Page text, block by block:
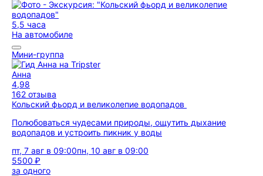
5,5 часа
На автомобиле
Мини-группа
Анна
4,98
162 отзыва
Кольский фьорд и великолепие водопадов
Полюбоваться чудесами природы, ощутить дыхание
водопадов и устроить пикник у воды
пт, 7 авг в 09:00пн, 10 авг в 09:00
5500 ₽
за одного